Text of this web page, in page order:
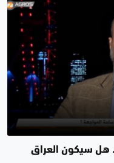
هل سيكون العراق